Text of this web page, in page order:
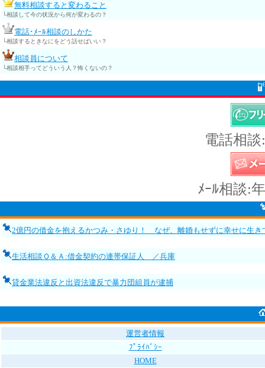
無料相談すると変わること
└相談して今の状況から何が変わるの？
電話･ﾒｰﾙ相談のしかた
└相談するときなにをどう話せばいい？
相談員について
└相談相手ってどういう人？怖くないの？
電話相
ﾒｰﾙ相談:
2億円の借金を抱えるかつみ・さゆり！ なぜ、離婚もせずに幸せに生き
生活相談Ｑ＆Ａ:借金契約の連帯保証人 ／兵庫
貸金業法違反と出資法違反で暴力団組員が逮捕
運営者情報
ﾌﾟﾗｲﾊﾞｼｰ
HOME